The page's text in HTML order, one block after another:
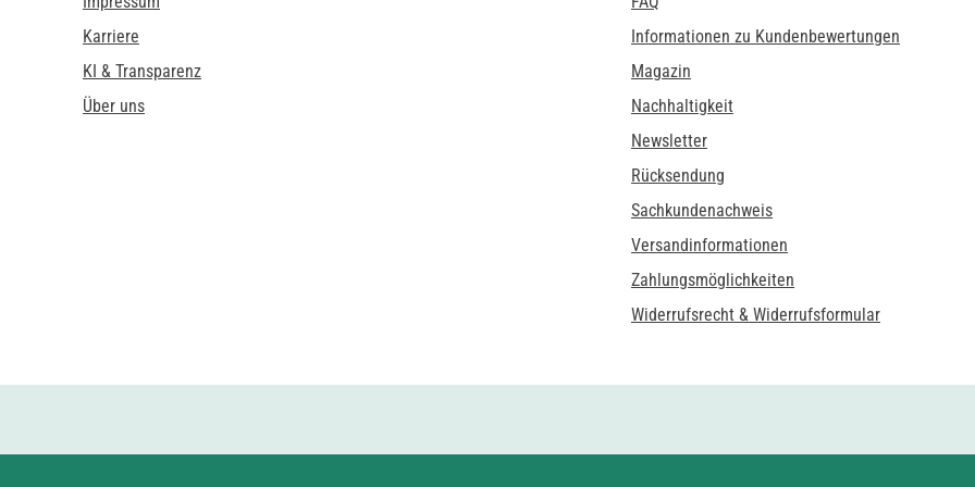
Karriere
KI & Transparenz
Über uns
Informationen zu Kundenbewertungen
Magazin
Nachhaltigkeit
Newsletter
Rücksendung
Sachkundenachweis
Versandinformationen
Zahlungsmöglichkeiten
Widerrufsrecht & Widerrufsformular